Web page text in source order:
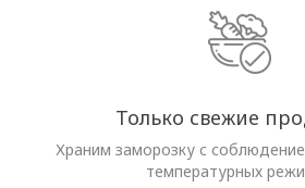
Только свежие
Храним заморозку с
температурных